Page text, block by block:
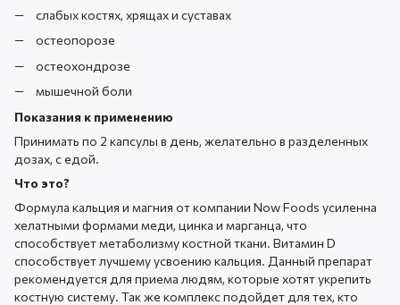
слабых костях, хрящах и суставах
остеопорозе
остеохондрозе
мышечной боли
Показания к применению
Принимать по 2 капсулы в день, желательно в разделенных
дозах, с едой.
Что это?
Формула кальция и магния от компании Now Foods усиленна
хелатными формами меди, цинка и марганца, что
способствует метаболизму костной ткани. Витамин D
способствует лучшему усвоению кальция. Данный препарат
рекомендуется для приема людям, которые хотят укрепить
костную систему. Так же комплекс подойдет для тех, кто